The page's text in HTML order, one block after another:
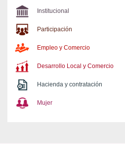
Institucional
Participación
Empleo y Comercio
Desarrollo Local y Comercio
Hacienda y contratación
Mujer